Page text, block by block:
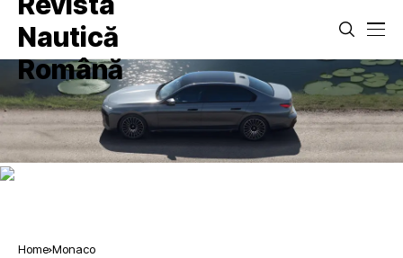
Home Monaco